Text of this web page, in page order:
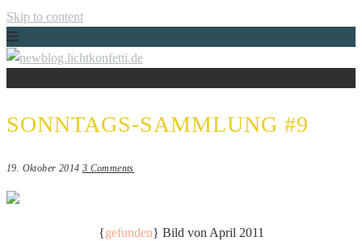
Skip to content
Just another WordPress site
SONNTAGS-SAMMLUNG #9
19. Oktober 2014 3 Comments
{gefunden} Bild von April 2011